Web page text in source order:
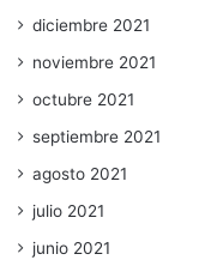
diciembre 2021
noviembre 2021
octubre 2021
septiembre 2021
agosto 2021
julio 2021
junio 2021